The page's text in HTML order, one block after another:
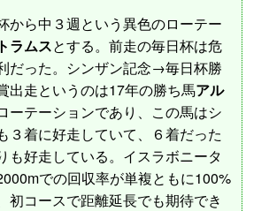
から中３週という異色のローテー
ラムスとする。前走の毎日杯は危
だった。シンザン記念→毎日杯勝
出走というのは17年の勝ち馬アル
ーテーションであり、この馬はシ
３着に好走していて、６着だった
も好走している。イスラボニータ
での回収率が単複ともに100%
初コースで距離延長でも期待でき